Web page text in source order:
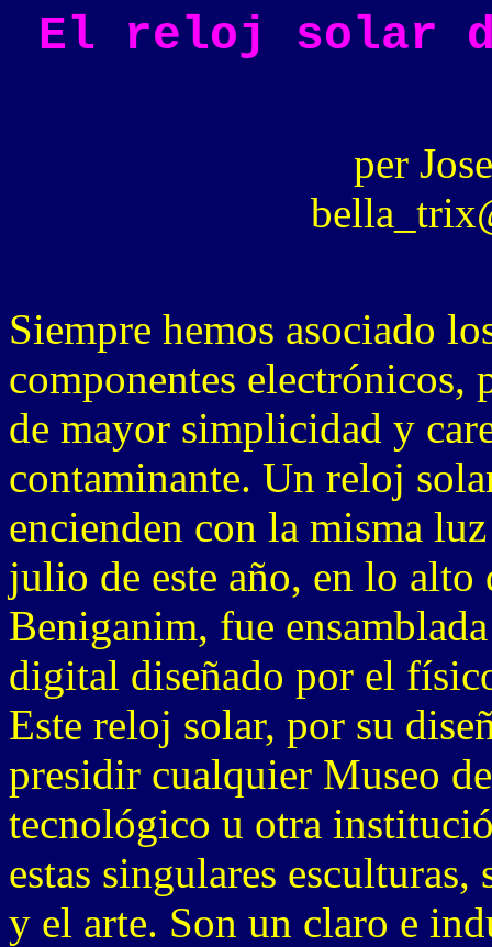
El reloj solar
per
Siempre hemos asociado
componentes electrónicos,
de mayor simplicidad y
contaminante. Un reloj
encienden con la misma
julio de este año, en lo
Beniganim, fue
digital diseñado por el
Este reloj solar, por su
presidir cualquier Museo
tecnológico u otra
estas singulares
y el arte. Son un claro e